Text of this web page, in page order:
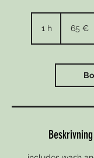
1 h1 65 €